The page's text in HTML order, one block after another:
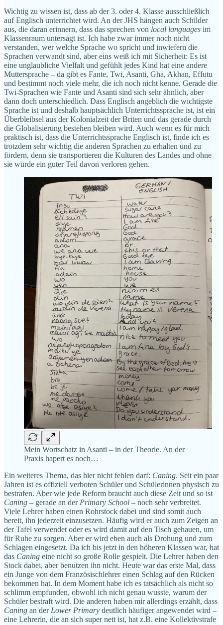
Wichtig zu wissen ist, dass ab der 3. oder 4. Klasse ausschließlich
auf Englisch unterrichtet wird. An der JHS hängen auch Schilder
aus, die daran erinnern, dass das sprechen von local languages im
Klassenraum untersagt ist. Ich habe zwar immer noch nicht
verstanden, wer welche Sprache wo spricht und inwiefern die
Sprachen verwandt sind, aber eins weiß ich mit Sicherheit: Es ist
eine unglaubliche Vielfalt und gefühlt jedes Kind hat eine andere
Muttersprache – da gibt es Fante, Twi, Asanti, Gha, Akhan, Effutu
und bestimmt noch viele mehr, die ich noch nicht kenne. Gerade die
Twi-Sprachen wie Fante und Asanti sind sich sehr ähnlich, aber
dann doch unterschiedlich. Dass Englisch angeblich die wichtigste
Sprache ist und deshalb hauptsächlich Unterrichtssprache ist, ist ein
Überbleibsel aus der Kolonialzeit der Briten und das gerade durch
die Globalisierung bestehen bleiben wird. Auch wenn es für mich
praktisch ist, dass die Unterrichtssprache Englisch ist, finde ich es
trotzdem sehr wichtig die anderen Sprachen zu erhalten und zu
fördern, denn sie transportieren die Kulturen des Landes und ohne
sie würde ein guter Teil davon verloren gehen.
Mein Wortschatz in Asanti – in der Theorie. An der
Praxis hapert es noch…
Ein weiteres Thema, das hier nicht fehlen darf: Caning. Seit ein paar
Jahren ist es offiziell verboten Schüler und Schülerinnen physisch zu
bestrafen. Aber wie jede Reform braucht auch diese Zeit und so ist
Caning – gerade an der Primary School – noch sehr verbreitet.
Viele Lehrer haben einen Rohrstock dabei und sind somit auch
bereit, ihn jederzeit einzusetzen. Häufig wird er auch zum Zeigen an
der Tafel verwendet oder es wird damit auf den Tisch gehauen, um
für Ruhe zu sorgen. Aber er wird eben auch als Drohung und zum
Schlagen eingesetzt. Da ich bis jetzt in den höheren Klassen war, hat
das Caning eine nicht so große Rolle gespielt. Die Lehrer haben den
Stock dabei, aber benutzen ihn nicht. Heute war das erste Mal, dass
ein Junge von dem Französischlehrer einen Schlag auf den Rücken
bekommen hat. In dem Moment habe ich es tatsächlich als nicht so
schlimm empfunden, obwohl ich nicht genau wusste, warum der
Schüler bestraft wird. Die anderen haben mir allerdings erzählt, dass
Caning an der Lower Primary deutlich häufiger angewendet wird –
eine Lehrerin, die an sich super nett ist, hat z.B. eine Kollektivstrafe